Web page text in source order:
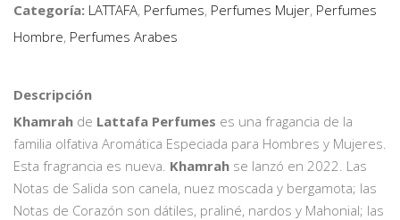
Categoría: LATTAFA, Perfumes, Perfumes Mujer, Perfumes
Hombre, Perfumes Arabes
Descripción
Khamrah de Lattafa Perfumes es una fragancia de la
familia olfativa Aromática Especiada para Hombres y Mujeres.
Esta fragrancia es nueva. Khamrah se lanzó en 2022. Las
Notas de Salida son canela, nuez moscada y bergamota; las
Notas de Corazón son dátiles, praliné, nardos y Mahonial; las